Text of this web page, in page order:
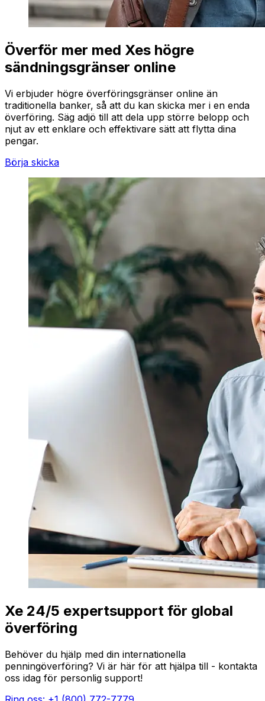
Överför mer med Xes högre
sändningsgränser online
Vi erbjuder högre överföringsgränser online än
traditionella banker, så att du kan skicka mer i en enda
överföring. Säg adjö till att dela upp större belopp och
njut av ett enklare och effektivare sätt att flytta dina
pengar.
Börja skicka
Xe 24/5 expertsupport för global
överföring
Behöver du hjälp med din internationella
penningöverföring? Vi är här för att hjälpa till - kontakta
oss idag för personlig support!